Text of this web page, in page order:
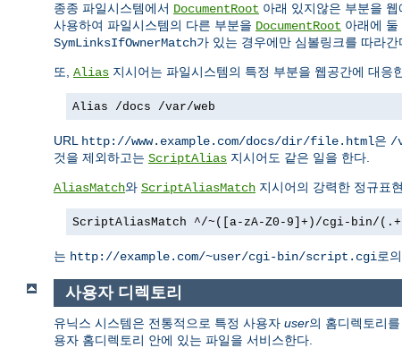
종종 파일시스템에서 DocumentRoot 아래 있지않은 부분을
사용하여 파일시스템의 다른 부분을 DocumentRoot 아래에
SymLinksIfOwnerMatch가 있는 경우에만 심볼링크를 따라간
또, Alias 지시어는 파일시스템의 특정 부분을 웹공간에 대응
Alias /docs /var/web
URL http://www.example.com/docs/dir/file.html은 /
것을 제외하고는 ScriptAlias 지시어도 같은 일을 한다.
AliasMatch와 ScriptAliasMatch 지시어의 강력한 정규표
ScriptAliasMatch ^/~([a-zA-Z0-9]+)/cgi-bin/
는 http://example.com/~user/cgi-bin/script.cgi로
사용자 디렉토리
유닉스 시스템은 전통적으로 특정 사용자 user의 홈디렉토리를
용자 홈디렉토리 안에 있는 파일을 서비스한다.